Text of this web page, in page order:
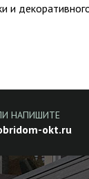
и
НАПИШИТЕ
okt.ru